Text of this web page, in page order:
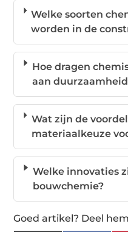
Welke soorten
worden in de
Hoe dragen
aan
Wat zijn de
materiaalkeuze
Welke innovaties
bouwchemie?
Goed artikel? Deel